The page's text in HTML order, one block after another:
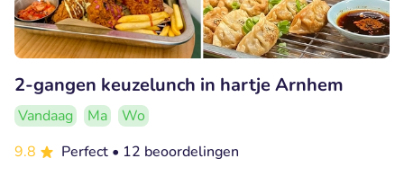
2-gangen keuzelunch in hartje Arnhem
Vandaag Ma
Wo
9.8
Perfect • 12 beoordelingen